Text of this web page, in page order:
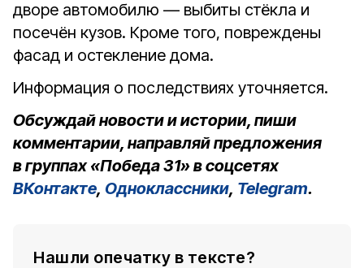
дворе автомобилю — выбиты стёкла и
посечён кузов. Кроме того, повреждены
фасад и остекление дома.
Информация о последствиях уточняется.
Обсуждай новости и истории, пиши
комментарии, направляй предложения
в группах «Победа 31» в соцсетях
ВКонтакте, Одноклассники, Telegram.
Нашли опечатку в тексте?